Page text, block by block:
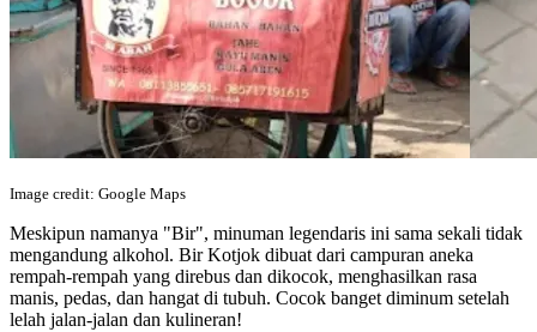
Image credit: Google Maps
Meskipun namanya "Bir", minuman legendaris ini sama sekali tidak
mengandung alkohol. Bir Kotjok dibuat dari campuran aneka
rempah-rempah yang direbus dan dikocok, menghasilkan rasa
manis, pedas, dan hangat di tubuh. Cocok banget diminum setelah
lelah jalan-jalan dan kulineran!